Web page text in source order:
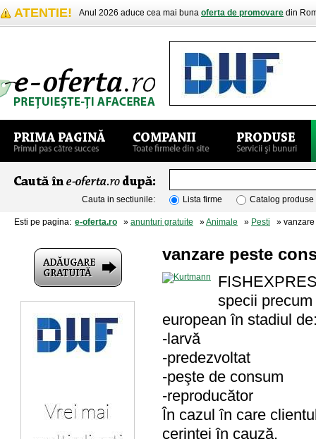
ATENTIE! Anul 2026 aduce cea mai buna oferta de promovare din
Cauta in sectiunile: Lista firme Catalog produse
Esti pe pagina: e-oferta.ro » anunturi gratuite »Animale » Pesti » vanzare
vanzare peste
specii
european în stadiul
-larvă
-predezvoltat
-peşte de consum
-reproducător
În cazul în care
cerinţei în cauză.